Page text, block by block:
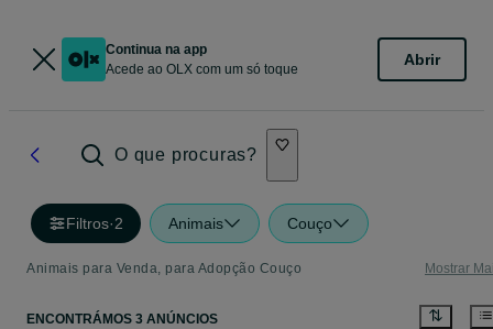
Continua na app
Acede ao OLX com um só toque
Abrir
O que procuras?
Filtros·2 Animais Couço
Animais para Venda, para Adopção Couço Mostrar
ENCONTRÁMOS 3 ANÚNCIOS